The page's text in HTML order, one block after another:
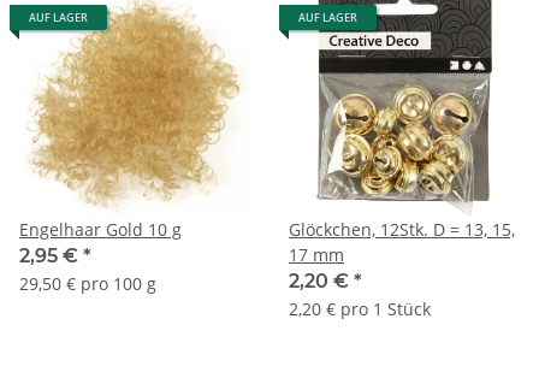
AUF LAGER
Engelhaar Gold 10 g
2,95 € *
29,50 € pro 100 g
AUF LAGER
Glöckchen, 12Stk. D = 13, 15,
17 mm
2,20 € *
2,20 € pro 1 Stück